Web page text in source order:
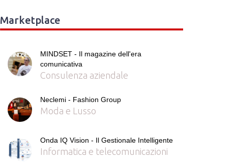
Marketplace
MINDSET - Il magazine dell'era
comunicativa
Consulenza aziendale
Neclemi - Fashion Group
Moda e Lusso
Onda IQ Vision - Il Gestionale Intelligente
Informatica e telecomunicazioni